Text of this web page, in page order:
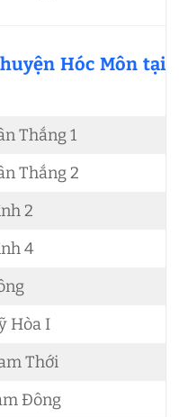
Hóc Môn tại
Thắng 1
Thắng 2
2
4
Hòa I
Thới
Đông